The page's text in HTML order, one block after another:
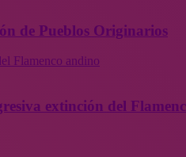
de Pueblos Originarios
Flamenco andino
extinción del